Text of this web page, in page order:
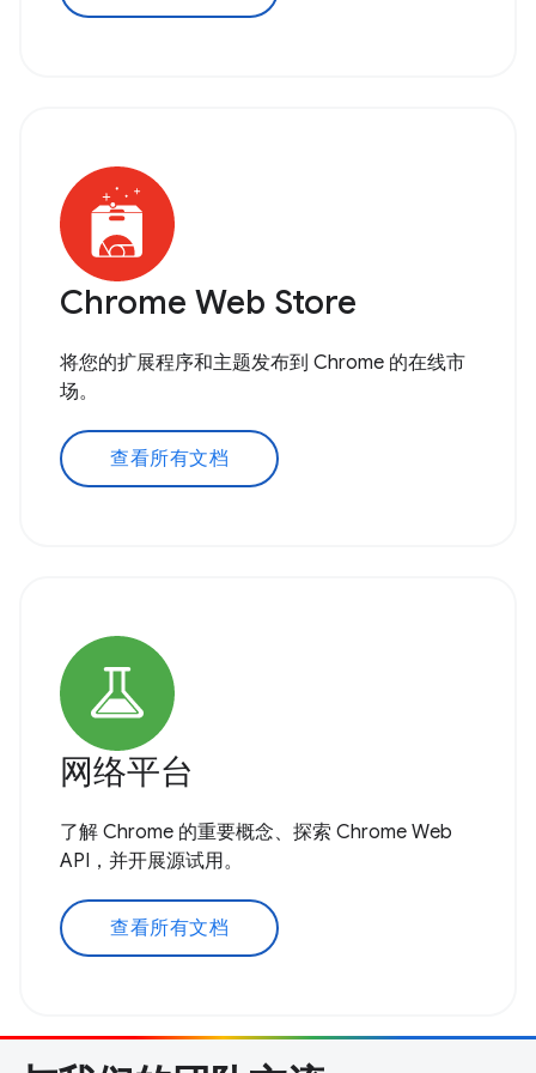
Chrome Web Store
将您的扩展程序和主题发布到 Chrome 的在线市
场。
查看所有文档
网络平台
了解 Chrome 的重要概念、探索 Chrome Web
API，并开展源试用。
查看所有文档